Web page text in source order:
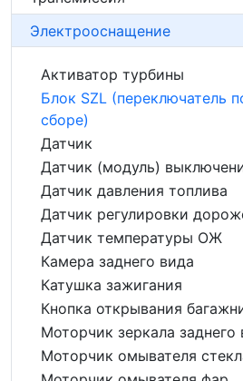
Электрооснащение
Активатор турбины
Блок SZL (переключатель
сборе)
Датчик
Датчик (модуль)
Датчик давления топлива
Датчик регулировки
Датчик температуры ОЖ
Камера заднего вида
Катушка зажигания
Кнопка открывания
Моторчик зеркала заднего
Моторчик омывателя